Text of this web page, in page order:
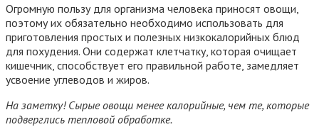
Огромную пользу для организма человека приносят овощи,
поэтому их обязательно необходимо использовать для
приготовления простых и полезных низкокалорийных блюд
для похудения. Они содержат клетчатку, которая очищает
кишечник, способствует его правильной работе, замедляет
усвоение углеводов и жиров.
На заметку! Сырые овощи менее калорийные, чем те, которые
подверглись тепловой обработке.